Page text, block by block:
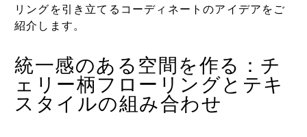
リングを引き立てるコーディネートのアイデアをご
紹介します。
統一感のある空間を作る：チ
ェリー柄フローリングとテキ
スタイルの組み合わせ